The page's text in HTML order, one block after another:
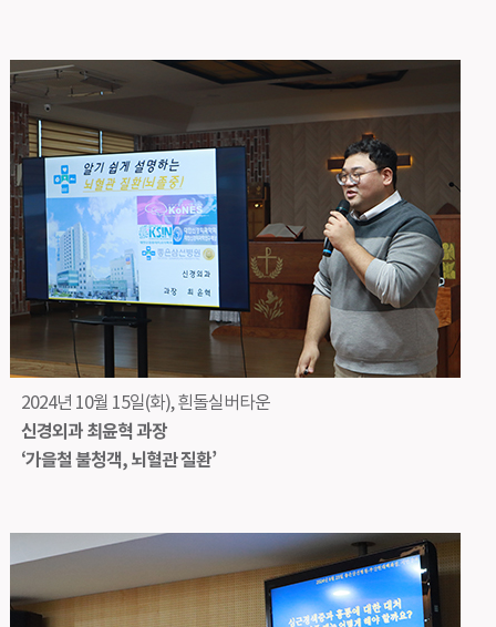
2024년 10월 15일(화), 흰돌실버타운
신경외과 최윤혁 과장
‘가을철 불청객, 뇌혈관 질환’